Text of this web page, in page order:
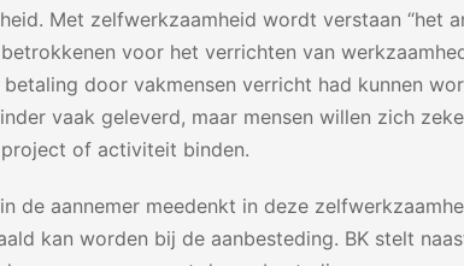
Met zelfwerkzaamheid wordt verstaan “het
voor het verrichten van
door vakmensen verricht had kunnen
vaak geleverd, maar mensen willen zich
of activiteit binden.
de aannemer meedenkt in deze
kan worden bij de aanbesteding. BK stelt